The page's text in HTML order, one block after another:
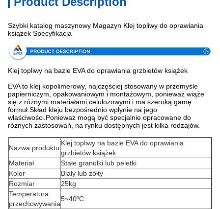
Szybki katalog maszynowy Magazyn Klej topliwy do oprawiania
książek Specyfikacja
Klej topliwy na bazie EVA do oprawiania grzbietów książek
EVA to klej kopolimerowy, najczęściej stosowany w przemyśle
papierniczym, opakowaniowym i montażowym, ponieważ wiąże
się z różnymi materiałami celulozowymi i ma szeroką gamę
formuł.Skład kleju bezpośrednio wpłynie na jego
właściwości.Ponieważ mogą być specjalnie opracowane do
różnych zastosowań, na rynku dostępnych jest kilka rodzajów.
Nazwa produktu
Klej topliwy na bazie EVA do oprawiania
grzbietów książek
Materiał
Stałe granulki lub peletki
Kolor
Biały lub żółty
Rozmiar
25kg
Temperatura
przechowywania
5~40ºC